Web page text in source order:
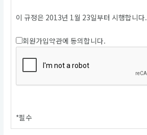
이 규정은 2013년 1월 23일부터 시행합니다.
회원가입약관에 동의합니다.
*필수